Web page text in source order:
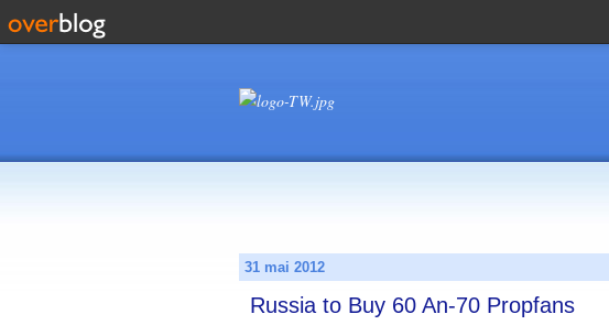
31 mai 2012
Russia to Buy 60 An-70 Propfans